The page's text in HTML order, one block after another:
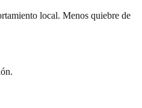
local. Menos quiebre de